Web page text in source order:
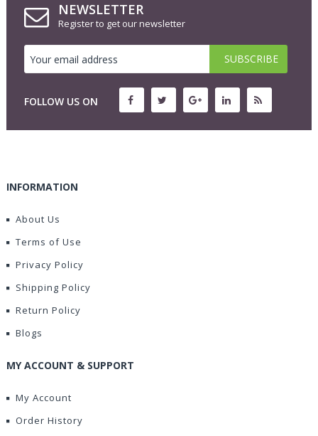
NEWSLETTER
Register to get our newsletter
FOLLOW US ON
INFORMATION
About Us
Terms of Use
Privacy Policy
Shipping Policy
Return Policy
Blogs
MY ACCOUNT & SUPPORT
My Account
Order History